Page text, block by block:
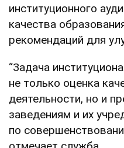
институционного
качества
рекомендаций для
“Задача
не только оценка
деятельности, но и
заведениям и их
по